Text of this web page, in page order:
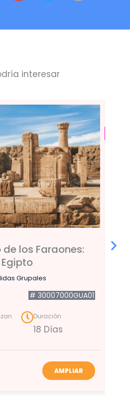
interesar
de los Faraones:
Egipto
Grupales
# 30007000GUA01
Duración
18 Días
AMPLIAR